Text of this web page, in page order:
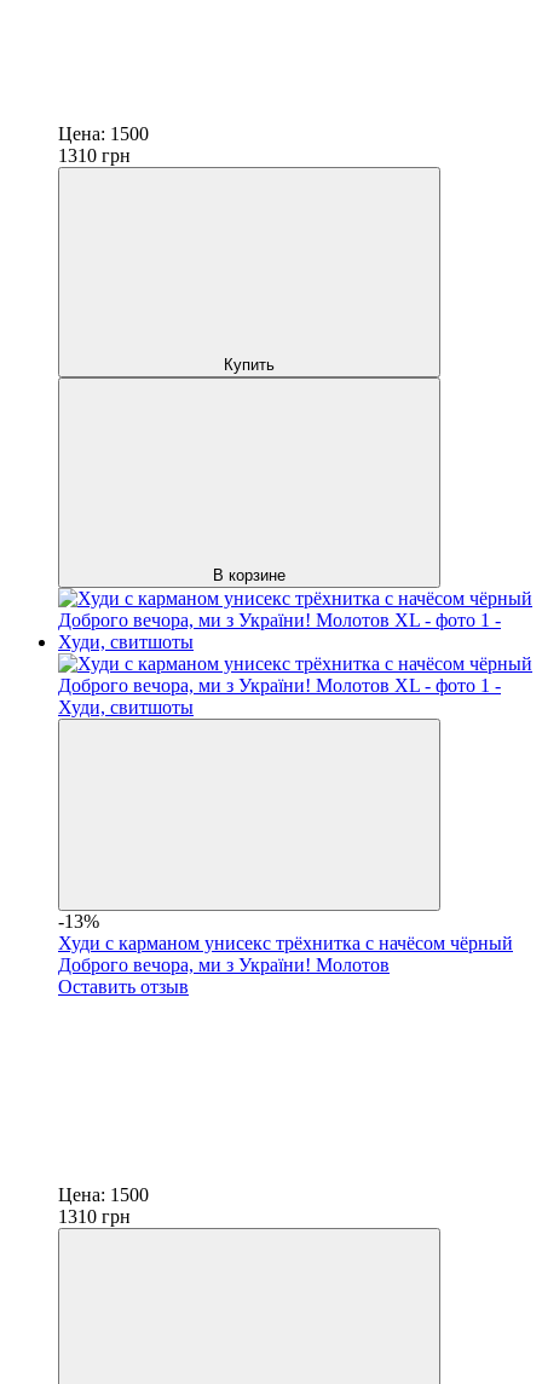
Цена: 1500
1310 грн
Купить
В корзине
-13%
Худи с карманом унисекс трёхнитка с начёсом чёрный
Доброго вечора, ми з України! Молотов
Оставить отзыв
Цена: 1500
1310 грн